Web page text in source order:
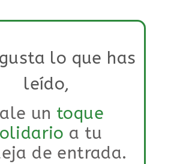
lo que has
leído,
un toque
a tu
de entrada.